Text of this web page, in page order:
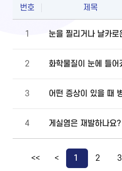
번호 제목
1
2
3
4 게실염은 재발하나요?
<< < 1 2 3